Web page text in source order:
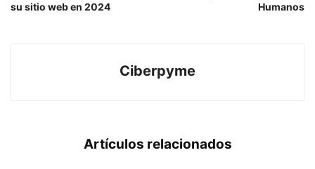
su sitio web en 2024
Humanos
Ciberpyme
Artículos relacionados